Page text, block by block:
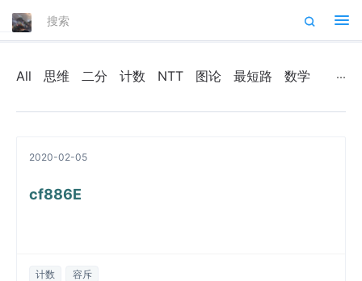
All
思维 二分 计数 NTT 图论 最短路 数学
2020-02-05
cf886E
计数 容斥